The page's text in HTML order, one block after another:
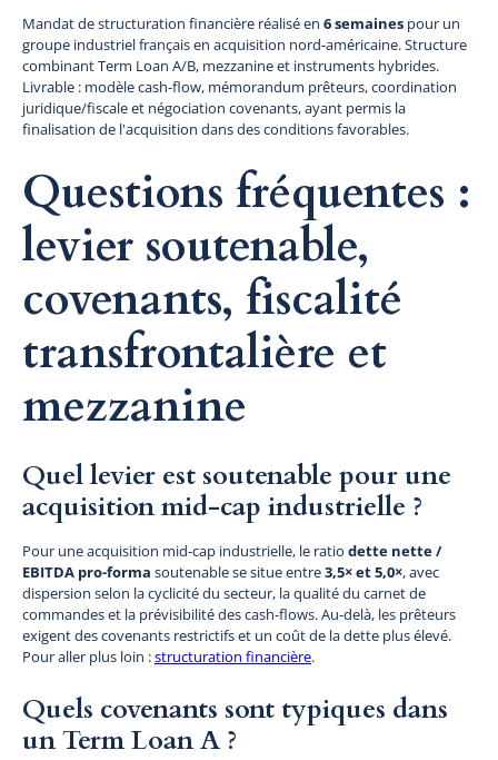
Mandat de structuration financière réalisé en 6 semaines pour un
groupe industriel français en acquisition nord-américaine. Structure
combinant Term Loan A/B, mezzanine et instruments hybrides.
Livrable : modèle cash-flow, mémorandum prêteurs, coordination
juridique/fiscale et négociation covenants, ayant permis la
finalisation de l'acquisition dans des conditions favorables.
Questions fréquentes :
levier soutenable,
covenants, fiscalité
transfrontalière et
mezzanine
Quel levier est soutenable pour une
acquisition mid-cap industrielle ?
Pour une acquisition mid-cap industrielle, le ratio dette nette /
EBITDA pro-forma soutenable se situe entre3,5× et 5,0×, avec
dispersion selon la cyclicité du secteur, la qualité du carnet de
commandes et la prévisibilité des cash-flows. Au-delà, les prêteurs
exigent des covenants restrictifs et un coût de la dette plus élevé.
Pour aller plus loin :structuration financière.
Quels covenants sont typiques dans
un Term Loan A ?